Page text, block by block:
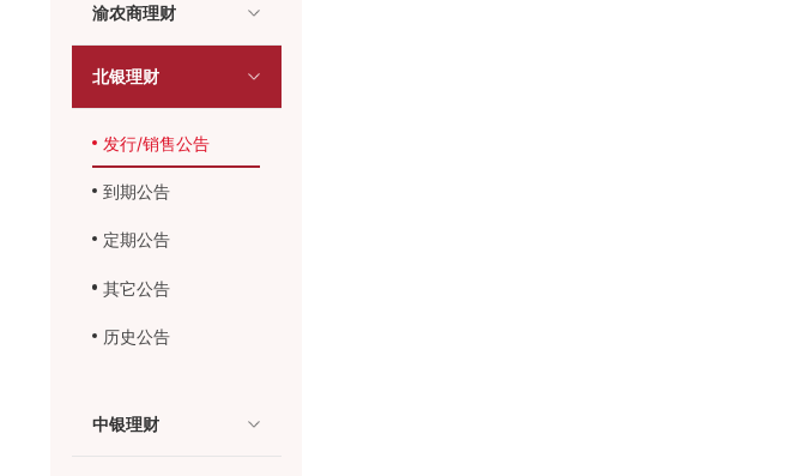
渝农商理财
北银理财
发行/销售公告
到期公告
定期公告
其它公告
历史公告
中银理财